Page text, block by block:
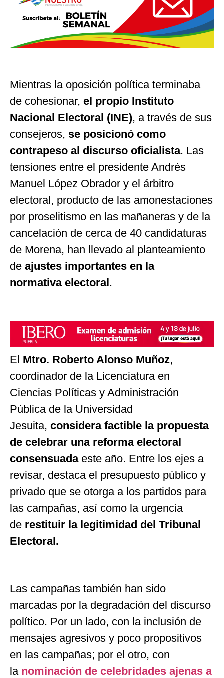
Mientras la oposición política terminaba
de cohesionar, el propio Instituto
Nacional Electoral (INE), a través de sus
consejeros, se posicionó como
contrapeso al discurso oficialista. Las
tensiones entre el presidente Andrés
Manuel López Obrador y el árbitro
electoral, producto de las amonestaciones
por proselitismo en las mañaneras y de la
cancelación de cerca de 40 candidaturas
de Morena, han llevado al planteamiento
de ajustes importantes en la
normativa electoral.
El Mtro. Roberto Alonso Muñoz,
coordinador de la Licenciatura en
Ciencias Políticas y Administración
Pública de la Universidad
Jesuita, considera factible la propuesta
de celebrar una reforma electoral
consensuadaeste año. Entre los ejes a
revisar, destaca el presupuesto público y
privado que se otorga a los partidos para
las campañas, así como la urgencia
de restituir la legitimidad del Tribunal
Electoral.
Las campañas también han sido
marcadas por la degradación del discurso
político. Por un lado, con la inclusión de
mensajes agresivos y poco propositivos
en las campañas; por el otro, con
la nominación de celebridades ajenas a